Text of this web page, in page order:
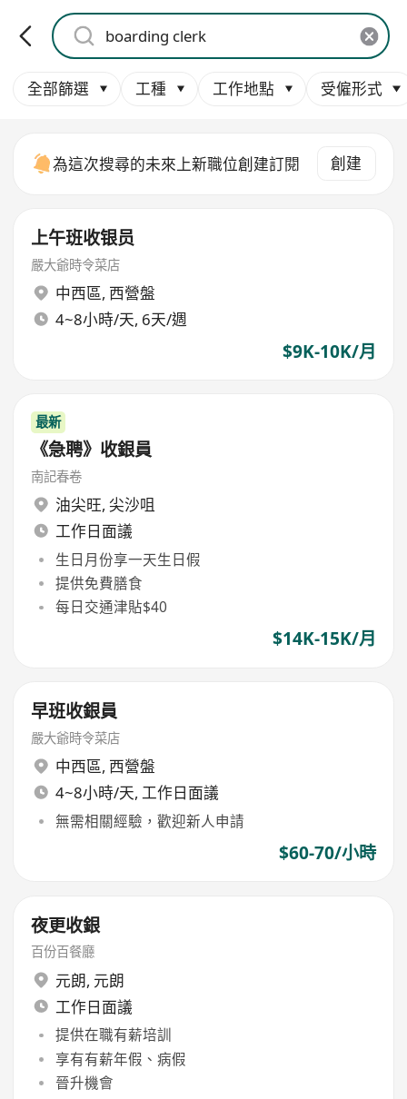
全部篩選 工種 工作地點 受僱形式
為這次搜尋的未來上新職位創建訂閱 創建
上午班收银员
嚴大爺時令菜店
中西區, 西營盤
4~8小時/天, 6天/週
$9K-10K/月
最新
《急聘》收銀員
南記春卷
油尖旺, 尖沙咀
工作日面議
生日月份享一天生日假
提供免費膳食
每日交通津貼$40
$14K-15K/月
早班收銀員
嚴大爺時令菜店
中西區, 西營盤
4~8小時/天, 工作日面議
無需相關經驗，歡迎新人申請
$60-70/小時
夜更收銀
百份百餐廳
元朗, 元朗
工作日面議
提供在職有薪培訓
享有有薪年假、病假
晉升機會